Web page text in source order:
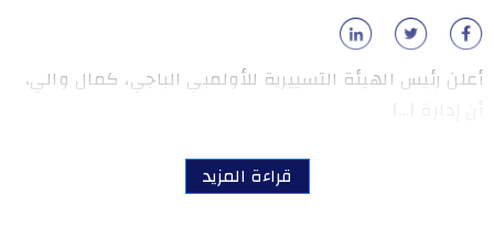
أعلن رئيس الهيئة التسييرية للأولمبي الباجي، كمال والي،
قراءة المزيد